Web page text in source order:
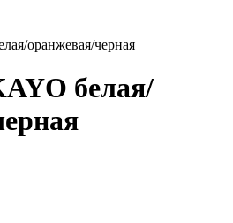
оранжевая/черная
белая/